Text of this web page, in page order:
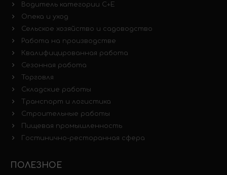
Водитель категории C+E
Опека и уход
Сельское хозяйство и садоводство
Работа на производстве
Квалифицированная работа
Сезонная работа
Торговля
Складские работы
Транспорт и логистика
Строительные работы
Пищевая промышленность
Гостинично-ресторанная сфера
ПОЛЕЗНОЕ